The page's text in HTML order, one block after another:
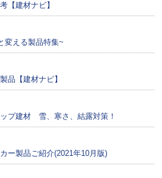
【建材ナビ】
変える製品特集~
品【建材ナビ】
ップ建材 雪、寒さ、結露対策！
ー製品ご紹介(2021年10月版)